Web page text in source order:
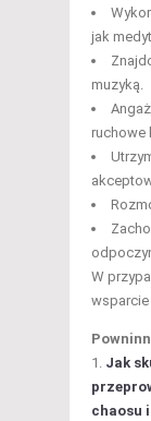
jak
muzyką.
ruchowe
W
Jak
chaosu